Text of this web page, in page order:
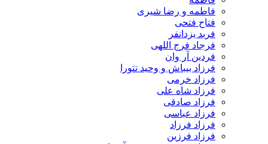
فاطمه و رضا شیری
فتاح فتحی
فربد یزدانفر
فرجاد فرج اللهی
فردین آر وان
فرزاد بیباش و وحید تتورا
فرزاد خرمی
فرزاد شاه علی
فرزاد صادقی
فرزاد عباسی
فرزاد فرزاد
فرزاد فرزین